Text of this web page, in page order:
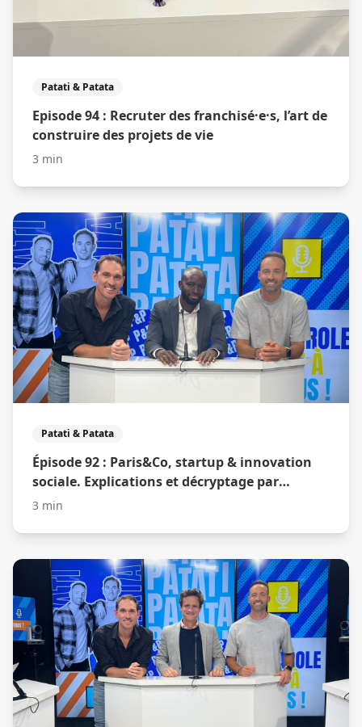
Patati & Patata
Episode 94 : Recruter des franchisé·e·s, l’art de
construire des projets de vie
3 min
Patati & Patata
Épisode 92 : Paris&Co, startup & innovation
sociale. Explications et décryptage par
Mamadou Cissokho
3 min